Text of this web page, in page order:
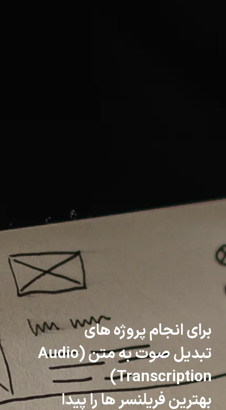
برای انجام پروژه های
تبدیل صوت به متن (Audio
Transcription)
بهترین فریلنسر ها را پیدا